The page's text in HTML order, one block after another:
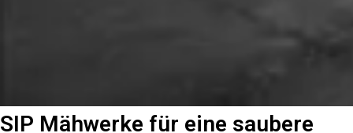
SIP Mähwerke für eine saubere